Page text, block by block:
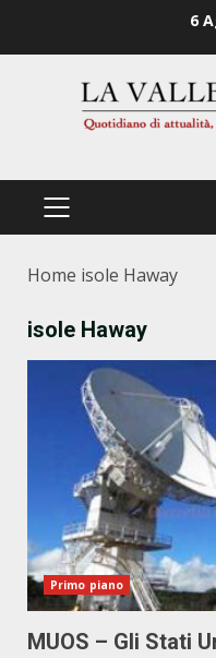
6
PRIMÄRES
Home isole Haway
isole Haway
Primo piano
MUOS – Gli Stati